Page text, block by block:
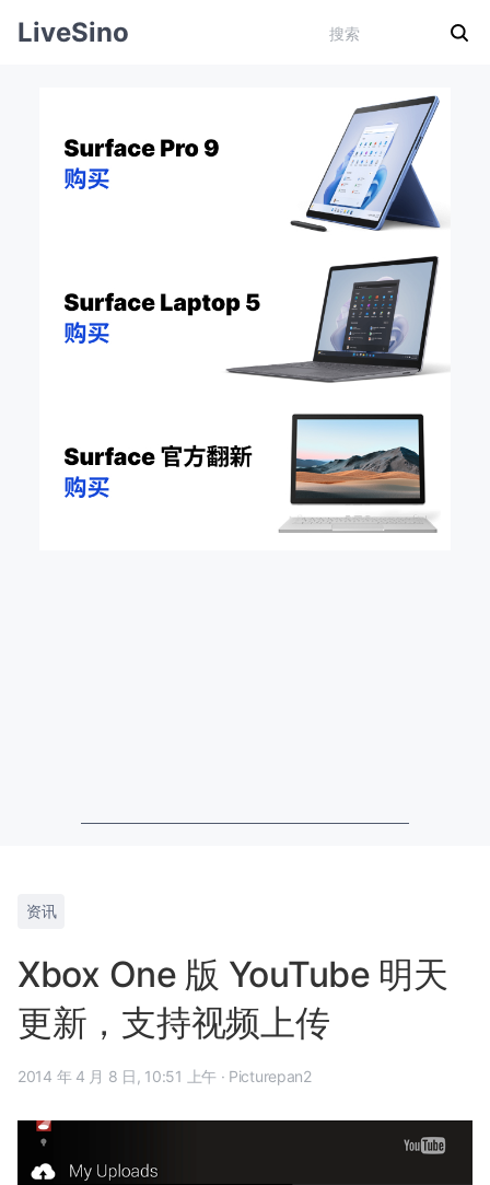
LiveSino
资讯
Xbox One 版 YouTube 明天
更新，支持视频上传
2014 年 4 月 8 日, 10:51 上午 · Picturepan2